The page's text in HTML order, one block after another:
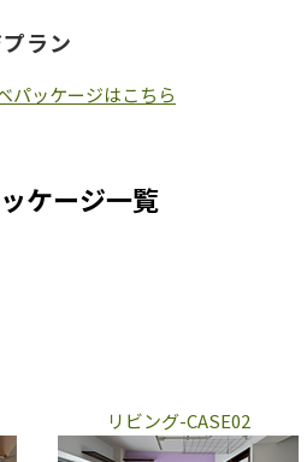
ラン
パッケージはこちら
ケージ一覧
リビング-CASE02